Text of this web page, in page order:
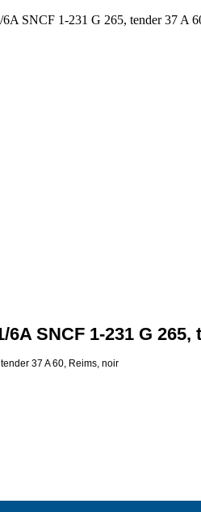
6A SNCF 1-231 G 265,
37 A 60, Reims, noir